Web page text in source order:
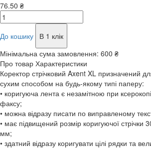
76.50 ₴
До кошику
В 1 клік
Мінімальна сума замовлення: 600 ₴
Про товар Характеристики
Коректор стрічковий Axent XL призначений
сухим способом на будь-якому типі паперу:
• коригуюча лента є незамітною при
факсу;
• можна відразу писати по виправленому
• має підвищений розмір коригуючої стрічки
мм;
• здатний відразу коригувати цілі рядки та